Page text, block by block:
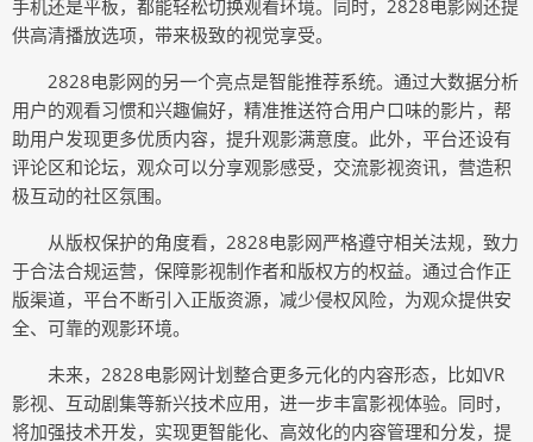
手机还是平板，都能轻松切换观看环境。同时，2828电影网还提
供高清播放选项，带来极致的视觉享受。
2828电影网的另一个亮点是智能推荐系统。通过大数据分析
用户的观看习惯和兴趣偏好，精准推送符合用户口味的影片，帮
助用户发现更多优质内容，提升观影满意度。此外，平台还设有
评论区和论坛，观众可以分享观影感受，交流影视资讯，营造积
极互动的社区氛围。
从版权保护的角度看，2828电影网严格遵守相关法规，致力
于合法合规运营，保障影视制作者和版权方的权益。通过合作正
版渠道，平台不断引入正版资源，减少侵权风险，为观众提供安
全、可靠的观影环境。
未来，2828电影网计划整合更多元化的内容形态，比如VR
影视、互动剧集等新兴技术应用，进一步丰富影视体验。同时，
将加强技术开发，实现更智能化、高效化的内容管理和分发，提